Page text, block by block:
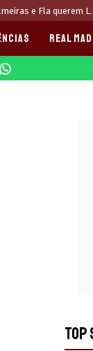
e Fla querem
REAL
TOP